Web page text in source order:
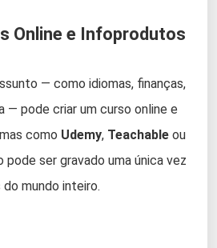
Online e Infoprodutos
— como idiomas, finanças,
— pode criar um curso online e
como Udemy, Teachable ou
pode ser gravado uma única vez
mundo inteiro.